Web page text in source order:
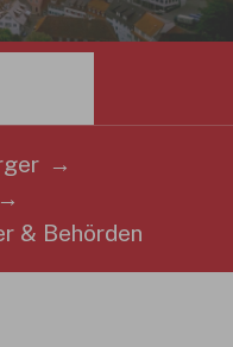
& Behörden